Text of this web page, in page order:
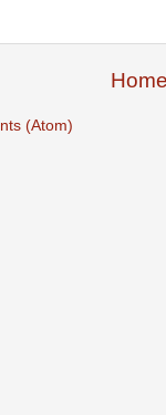
Home
(Atom)